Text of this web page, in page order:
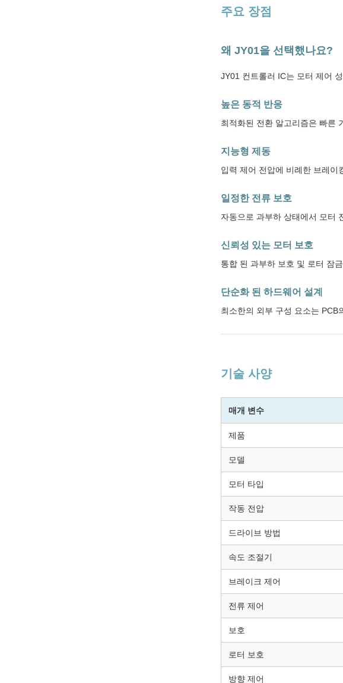
주요 장점
왜 JY01을 선택했나요?
JY01 컨트롤러 IC는 모터 제어
높은 동적 반응
최적화된 전환 알고리즘은 빠른
지능형 제동
입력 제어 전압에 비례한 브레이
일정한 전류 보호
자동으로 과부하 상태에서 모터
신뢰성 있는 모터 보호
통합 된 과부하 보호 및 로터 잠
단순화 된 하드웨어 설계
최소한의 외부 구성 요소는 PCB
기술 사양
매개 변수
제품
모델
모터 타입
작동 전압
드라이브 방법
속도 조절기
브레이크 제어
전류 제어
보호
로터 보호
방향 제어